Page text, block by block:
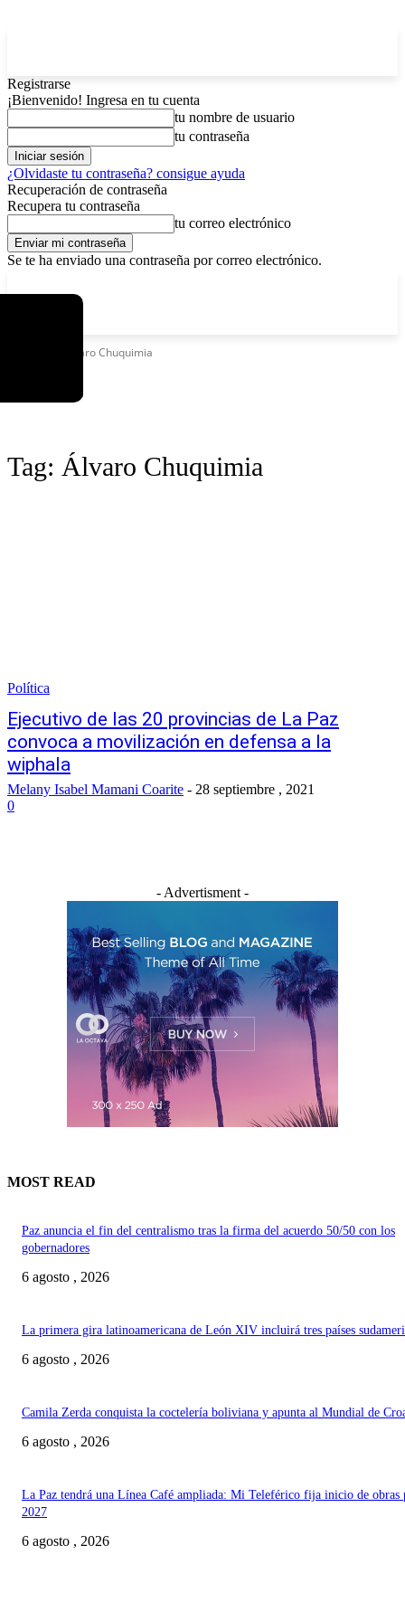
Registrarse
¡Bienvenido! Ingresa en tu cuenta
tu nombre de usuario
tu contraseña
¿Olvidaste tu contraseña? consigue ayuda
Recuperación de contraseña
Recupera tu contraseña
tu correo electrónico
Se te ha enviado una contraseña por correo electrónico.
Álvaro Chuquimia
Tag: Álvaro Chuquimia
Política
Ejecutivo de las 20 provincias de La Paz
convoca a movilización en defensa a la
wiphala
Melany Isabel Mamani Coarite - 28 septiembre , 2021
0
- Advertisment -
MOST READ
Paz anuncia el fin del centralismo tras la firma del acuerdo 50/50 con los
gobernadores
6 agosto , 2026
La primera gira latinoamericana de León XIV incluirá tres países
6 agosto , 2026
Camila Zerda conquista la coctelería boliviana y apunta al Mundial de
6 agosto , 2026
La Paz tendrá una Línea Café ampliada: Mi Teleférico fija inicio de obras
2027
6 agosto , 2026